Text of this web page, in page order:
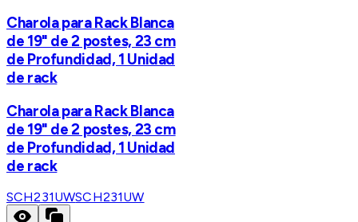
Charola para Rack Blanca
de 19" de 2 postes, 23 cm
de Profundidad, 1 Unidad
de rack
Charola para Rack Blanca
de 19" de 2 postes, 23 cm
de Profundidad, 1 Unidad
de rack
SCH231UWSCH231UW